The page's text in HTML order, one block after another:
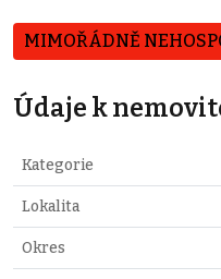
MIMOŘÁDNĚ
Údaje k
Kategorie
Lokalita
Okres